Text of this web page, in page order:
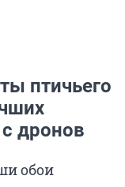
птичьего
дронов
обои